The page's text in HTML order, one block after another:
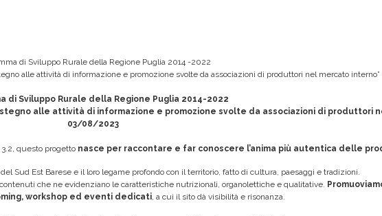
di Sviluppo Rurale della Regione Puglia 2014 -2022
alle attività di informazione e promozione svolte da associazioni di produttori nel mercato
di Sviluppo Rurale della Regione Puglia 2014-2022
alle attività di informazione e promozione svolte da associazioni di produttori
03/08/2023
questo progetto nasce per raccontare e far conoscere l’anima più autentica delle
Sud Est Barese e il loro legame profondo con il territorio, fatto di cultura, paesaggi e tradizioni.
che ne evidenziano le caratteristiche nutrizionali, organolettiche e qualitative.
workshop ed eventi dedicati, a cui il sito dà visibilità e risonanza.